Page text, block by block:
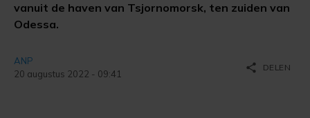
vanuit de haven van Tsjornomorsk, ten zuiden van
Odessa.
ANP
20 augustus 2022 - 09:41
share DELEN